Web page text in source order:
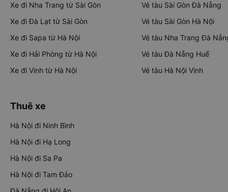
Xe đi Nha Trang từ Sài Gòn
Xe đi Đà Lạt từ Sài Gòn
Xe đi Sapa từ Hà Nội
Xe đi Hải Phòng từ Hà Nội
Xe đi Vinh từ Hà Nội
Vé tàu Sài Gòn Đà Nẵng
Vé tàu Sài Gòn Hà Nội
Vé tàu Nha Trang Đà
Vé tàu Đà Nẵng Huế
Vé tàu Hà Nội Vinh
Thuê xe
Hà Nội đi Ninh Bình
Hà Nội đi Hạ Long
Hà Nội đi Sa Pa
Hà Nội đi Tam Đảo